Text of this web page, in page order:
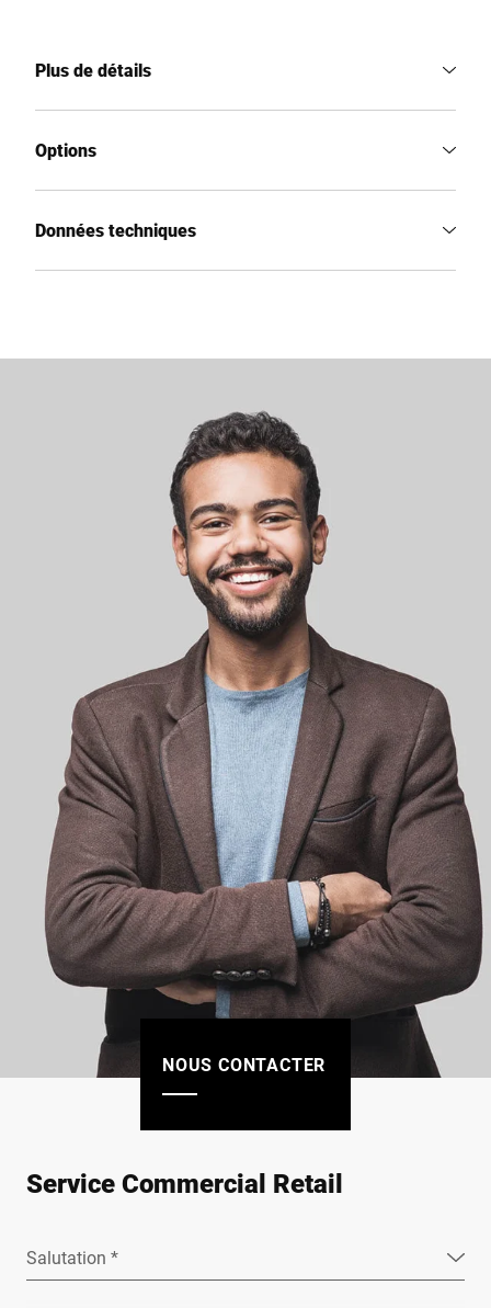
Plus de détails
Options
Données techniques
NOUS CONTACTER
Service Commercial Retail
Salutation *